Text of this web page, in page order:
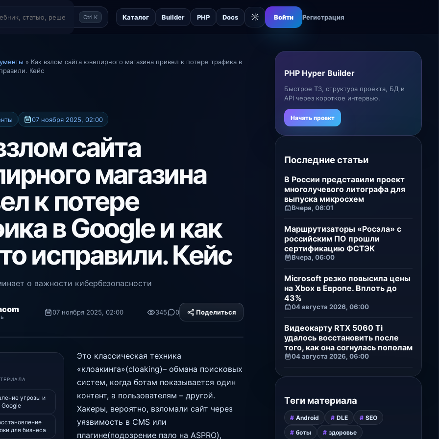
Ctrl K Каталог Builder PHP Docs ☼ Войти Регистрация
» Как взлом сайта ювелирного магазина привел к потере трафика в
Кейс
07 ноября 2025, 02:00
сайта
магазина
к потере
в Google и как
исправили. Кейс
о важности кибербезопасности
07 ноября 2025, 02:00 345 0 Поделиться
угрозы и
для бизнеса
Это классическая техника
«клоакинга»(cloaking)– обмана поисковых
систем, когда ботам показывается один
контент, а пользователям – другой.
Хакеры, вероятно, взломали сайт через
уязвимость в CMS или
плагине(подозрение пало на ASPRO),
PHP Hyper Builder
Быстрое ТЗ, структура проекта, БД и
API через короткое интервью.
Начать проект
Последние статьи
В России представили проект
многолучевого литографа для
выпуска микросхем
Вчера, 06:01
Маршрутизаторы «Росэла» с
российским ПО прошли
сертификацию ФСТЭК
Вчера, 06:00
Microsoft резко повысила цены
на Xbox в Европе. Вплоть до
43%
04 августа 2026, 06:00
Видеокарту RTX 5060 Ti
удалось восстановить после
того, как она согнулась пополам
04 августа 2026, 06:00
Теги материала
Android DLE
SEO
боты
здоровье